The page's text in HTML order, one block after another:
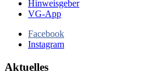
Hinweisgeber
VG-App
Facebook
Instagram
Aktuelles